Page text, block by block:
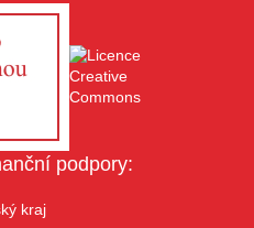
podpory: